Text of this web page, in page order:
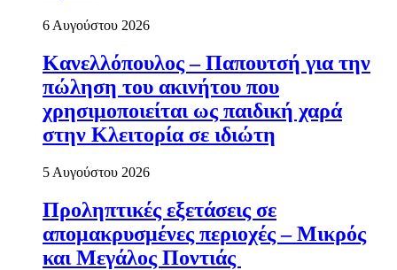
6 Αυγούστου 2026
Κανελλόπουλος – Παπουτσή για την
πώληση του ακινήτου που
χρησιμοποιείται ως παιδική χαρά
στην Κλειτορία σε ιδιώτη
5 Αυγούστου 2026
Προληπτικές εξετάσεις σε
απομακρυσμένες περιοχές – Μικρός
και Μεγάλος Ποντιάς